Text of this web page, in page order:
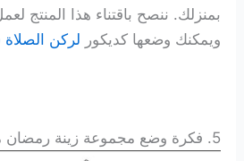
بمنزلك. ننصح باقتناء هذا المنتج
ويمكنك وضعها كديكور لركن
5. فكرة وضع مجموعة زينة رمضان